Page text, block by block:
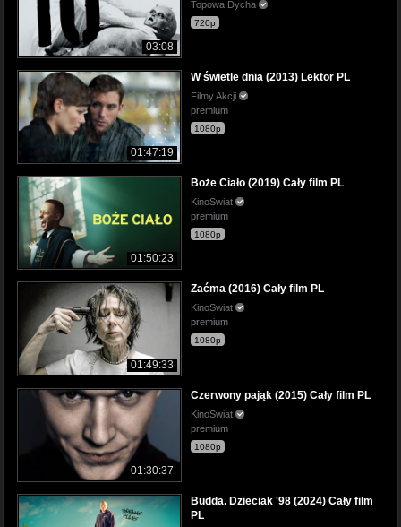
03:08
Topowa Dycha
720p
01:47:19
W świetle dnia (2013) Lektor PL
Filmy Akcji
premium
1080p
01:50:23
Boże Ciało (2019) Cały film PL
KinoSwiat
premium
1080p
01:49:33
Zaćma (2016) Cały film PL
KinoSwiat
premium
1080p
01:30:37
Czerwony pająk (2015) Cały film PL
KinoSwiat
premium
1080p
Budda. Dzieciak '98 (2024) Cały film
PL